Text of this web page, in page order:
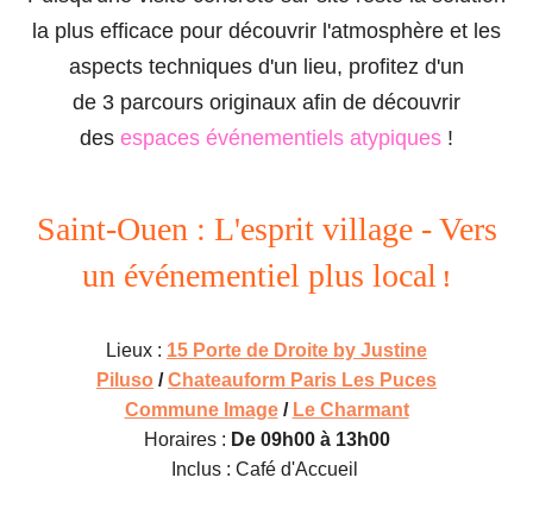
la plus efficace pour découvrir l'atmosphère et les
aspects techniques d'un lieu, profitez d'un
de 3 parcours originaux afin de découvrir
des espaces événementiels atypiques !
Saint-Ouen : L'esprit village - Vers
un événementiel plus local !
Lieux : 15 Porte de Droite by Justine
Piluso /Chateauform Paris Les Puces
Commune Image/ Le Charmant
Horaires : De 09h00 à 13h00
Inclus : Café d'Accueil